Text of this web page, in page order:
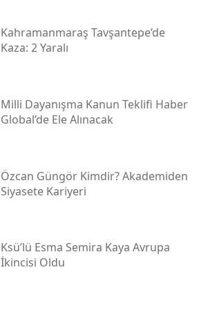
Kahramanmaraş Tavşantepe’de
Kaza: 2 Yaralı
Milli Dayanışma Kanun Teklifi Haber
Global’de Ele Alınacak
Özcan Güngör Kimdir? Akademiden
Siyasete Kariyeri
Ksü’lü Esma Semira Kaya Avrupa
İkincisi Oldu